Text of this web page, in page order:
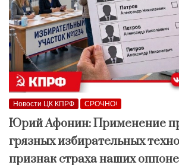
Новости ЦК КПРФ СРОЧНО!
Юрий Афонин: Применение
грязных избирательных
признак страха наших